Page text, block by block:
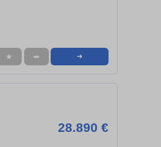
★ ➦ ➜
28.890 €